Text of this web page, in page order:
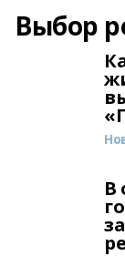
Выбор
В